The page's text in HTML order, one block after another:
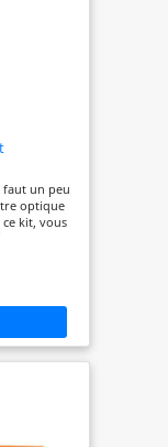
faut un peu
optique
kit, vous
et les
de
au jet
en
graisse